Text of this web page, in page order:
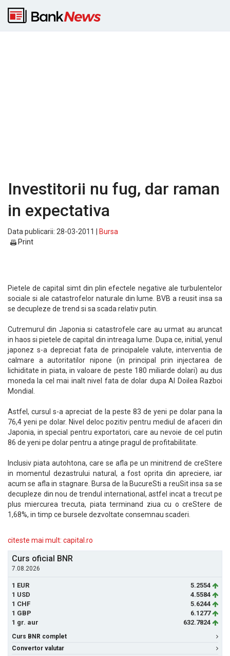
Investitorii nu fug, dar raman
in expectativa
Data publicarii: 28-03-2011 |
Bursa
Print
Pietele de capital simt din plin efectele negative ale turbulentelor
sociale si ale catastrofelor naturale din lume. BVB a reusit insa sa
se decupleze de trend si sa scada relativ putin.
Cutremurul din Japonia si catastrofele care au urmat au aruncat
in haos si pietele de capital din intreaga lume. Dupa ce, initial, yenul
japonez s-a depreciat fata de principalele valute, interventia de
calmare a autoritatilor nipone (in principal prin injectarea de
lichiditate in piata, in valoare de peste 180 miliarde dolari) au dus
moneda la cel mai inalt nivel fata de dolar dupa Al Doilea Razboi
Mondial.
Astfel, cursul s-a apreciat de la peste 83 de yeni pe dolar pana la
76,4 yeni pe dolar. Nivel deloc pozitiv pentru mediul de afaceri din
Japonia, in special pentru exportatori, care au nevoie de cel putin
86 de yeni pe dolar pentru a atinge pragul de profitabilitate.
Inclusiv piata autohtona, care se afla pe un minitrend de creStere
in momentul dezastrului natural, a fost oprita din apreciere, iar
acum se afla in stagnare. Bursa de la BucureSti a reuSit insa sa se
decupleze din nou de trendul international, astfel incat a trecut pe
plus miercurea trecuta, piata terminand ziua cu o creStere de
1,68%, in timp ce bursele dezvoltate consemnau scaderi.
citeste mai mult: capital.ro
Curs oficial BNR
7.08.2026
1 EUR
5.2554
1 USD
4.5584
1 CHF
5.6244
1 GBP
6.1277
1 gr. aur
632.7824
Curs BNR complet
Convertor valutar